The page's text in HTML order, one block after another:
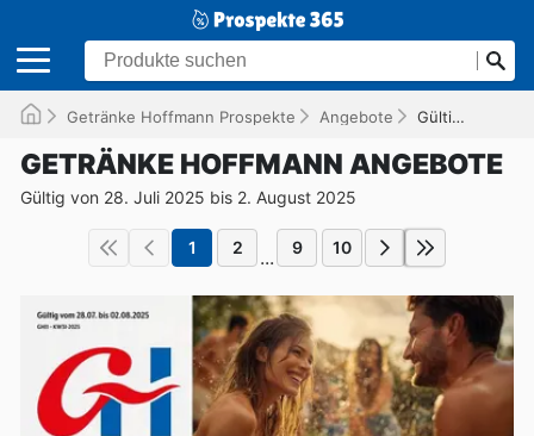
Getränke Hoffmann Prospekte Angebote Gültig bis 02.08.2025
GETRÄNKE HOFFMANN ANGEBOTE
Gültig von 28. Juli 2025 bis 2. August 2025
1 2 ... 9 10